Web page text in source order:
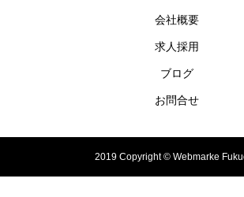
会社概要
求人採用
ブログ
お問合せ
2019 Copyright © Webmarke